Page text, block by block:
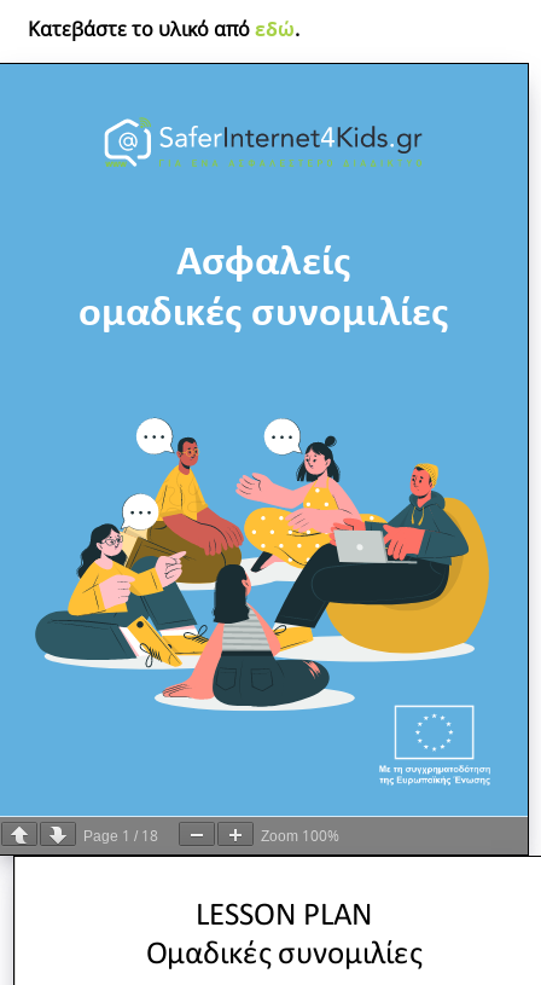
Κατεβάστε το υλικό απόεδώ.
Page 1 / 18 Zoom 100%